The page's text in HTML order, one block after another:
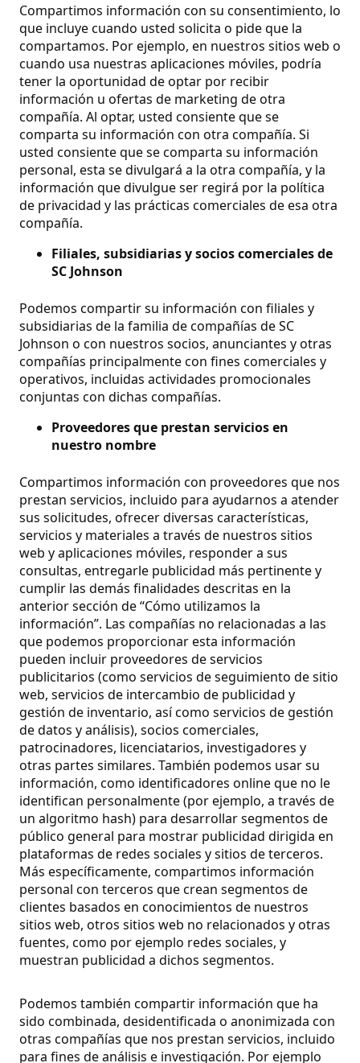
Compartimos información con su consentimiento, lo
que incluye cuando usted solicita o pide que la
compartamos. Por ejemplo, en nuestros sitios web o
cuando usa nuestras aplicaciones móviles, podría
tener la oportunidad de optar por recibir
información u ofertas de marketing de otra
compañía. Al optar, usted consiente que se
comparta su información con otra compañía. Si
usted consiente que se comparta su información
personal, esta se divulgará a la otra compañía, y la
información que divulgue ser regirá por la política
de privacidad y las prácticas comerciales de esa otra
compañía.
Filiales, subsidiarias y socios comerciales de
SC Johnson
Podemos compartir su información con filiales y
subsidiarias de la familia de compañías de SC
Johnson o con nuestros socios, anunciantes y otras
compañías principalmente con fines comerciales y
operativos, incluidas actividades promocionales
conjuntas con dichas compañías.
Proveedores que prestan servicios en
nuestro nombre
Compartimos información con proveedores que nos
prestan servicios, incluido para ayudarnos a atender
sus solicitudes, ofrecer diversas características,
servicios y materiales a través de nuestros sitios
web y aplicaciones móviles, responder a sus
consultas, entregarle publicidad más pertinente y
cumplir las demás finalidades descritas en la
anterior sección de “Cómo utilizamos la
información”. Las compañías no relacionadas a las
que podemos proporcionar esta información
pueden incluir proveedores de servicios
publicitarios (como servicios de seguimiento de sitio
web, servicios de intercambio de publicidad y
gestión de inventario, así como servicios de gestión
de datos y análisis), socios comerciales,
patrocinadores, licenciatarios, investigadores y
otras partes similares. También podemos usar su
información, como identificadores online que no le
identifican personalmente (por ejemplo, a través de
un algoritmo hash) para desarrollar segmentos de
público general para mostrar publicidad dirigida en
plataformas de redes sociales y sitios de terceros.
Más específicamente, compartimos información
personal con terceros que crean segmentos de
clientes basados en conocimientos de nuestros
sitios web, otros sitios web no relacionados y otras
fuentes, como por ejemplo redes sociales, y
muestran publicidad a dichos segmentos.
Podemos también compartir información que ha
sido combinada, desidentificada o anonimizada con
otras compañías que nos prestan servicios, incluido
para fines de análisis e investigación. Por ejemplo